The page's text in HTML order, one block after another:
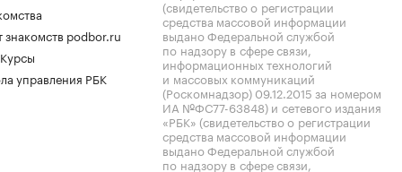
знакомств podbor.ru
управления РБК
(свидетельство о регистрации
средства массовой информации
выдано Федеральной службой
по надзору в сфере связи,
информационных технологий
и массовых коммуникаций
(Роскомнадзор) 09.12.2015 за номером
ИА №ФС77-63848) и сетевого издания
«РБК» (свидетельство о регистрации
средства массовой информации
выдано Федеральной службой
по надзору в сфере связи,